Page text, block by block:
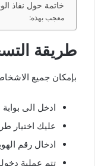
خاتمة حول نفاذ
معجب بهذه:
طريقة
بإمكان جميع
ادخل الى بوابة
عليك اختيار
ادخال رقم
تتم عملية